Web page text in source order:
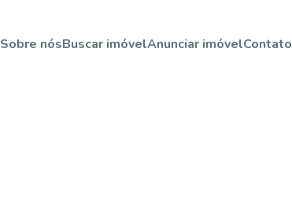
Sobre nósBuscar imóvelAnunciar imóvelContato